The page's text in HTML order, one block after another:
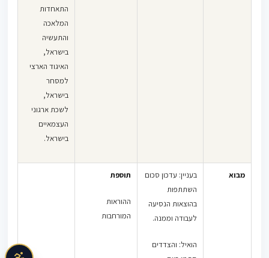
בדב"ע נז/3-79
הסוכנות
היהודית לארץ
ישראל נ'
רוטנברג, פ"ד
נפסק, כי
הסכמת העובד
לכלול דמי
נסיעה בשכרו
התאחדות
המלאכה
והתעשיה
בישראל,
האיגוד הארצי
למסחר
בישראל,
לשכת ארגוני
העצמאיים
בישראל.
מבוא
בעניין: עדכון סכום
השתתפות
בהוצאות הנסיעה
לעבודה וממנה.
הואיל: והצדדים
תוספת
ההוראות
המורחבות